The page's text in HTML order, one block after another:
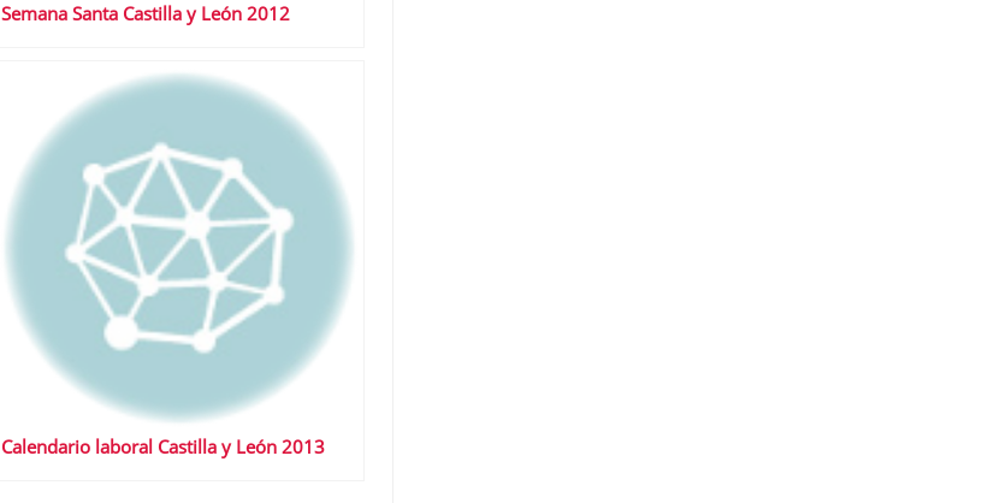
Semana Santa Castilla y León 2012
Calendario laboral Castilla y León 2013